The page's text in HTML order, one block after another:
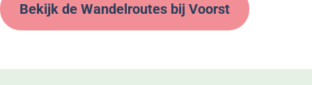
Bekijk de Wandelroutes bij Voorst